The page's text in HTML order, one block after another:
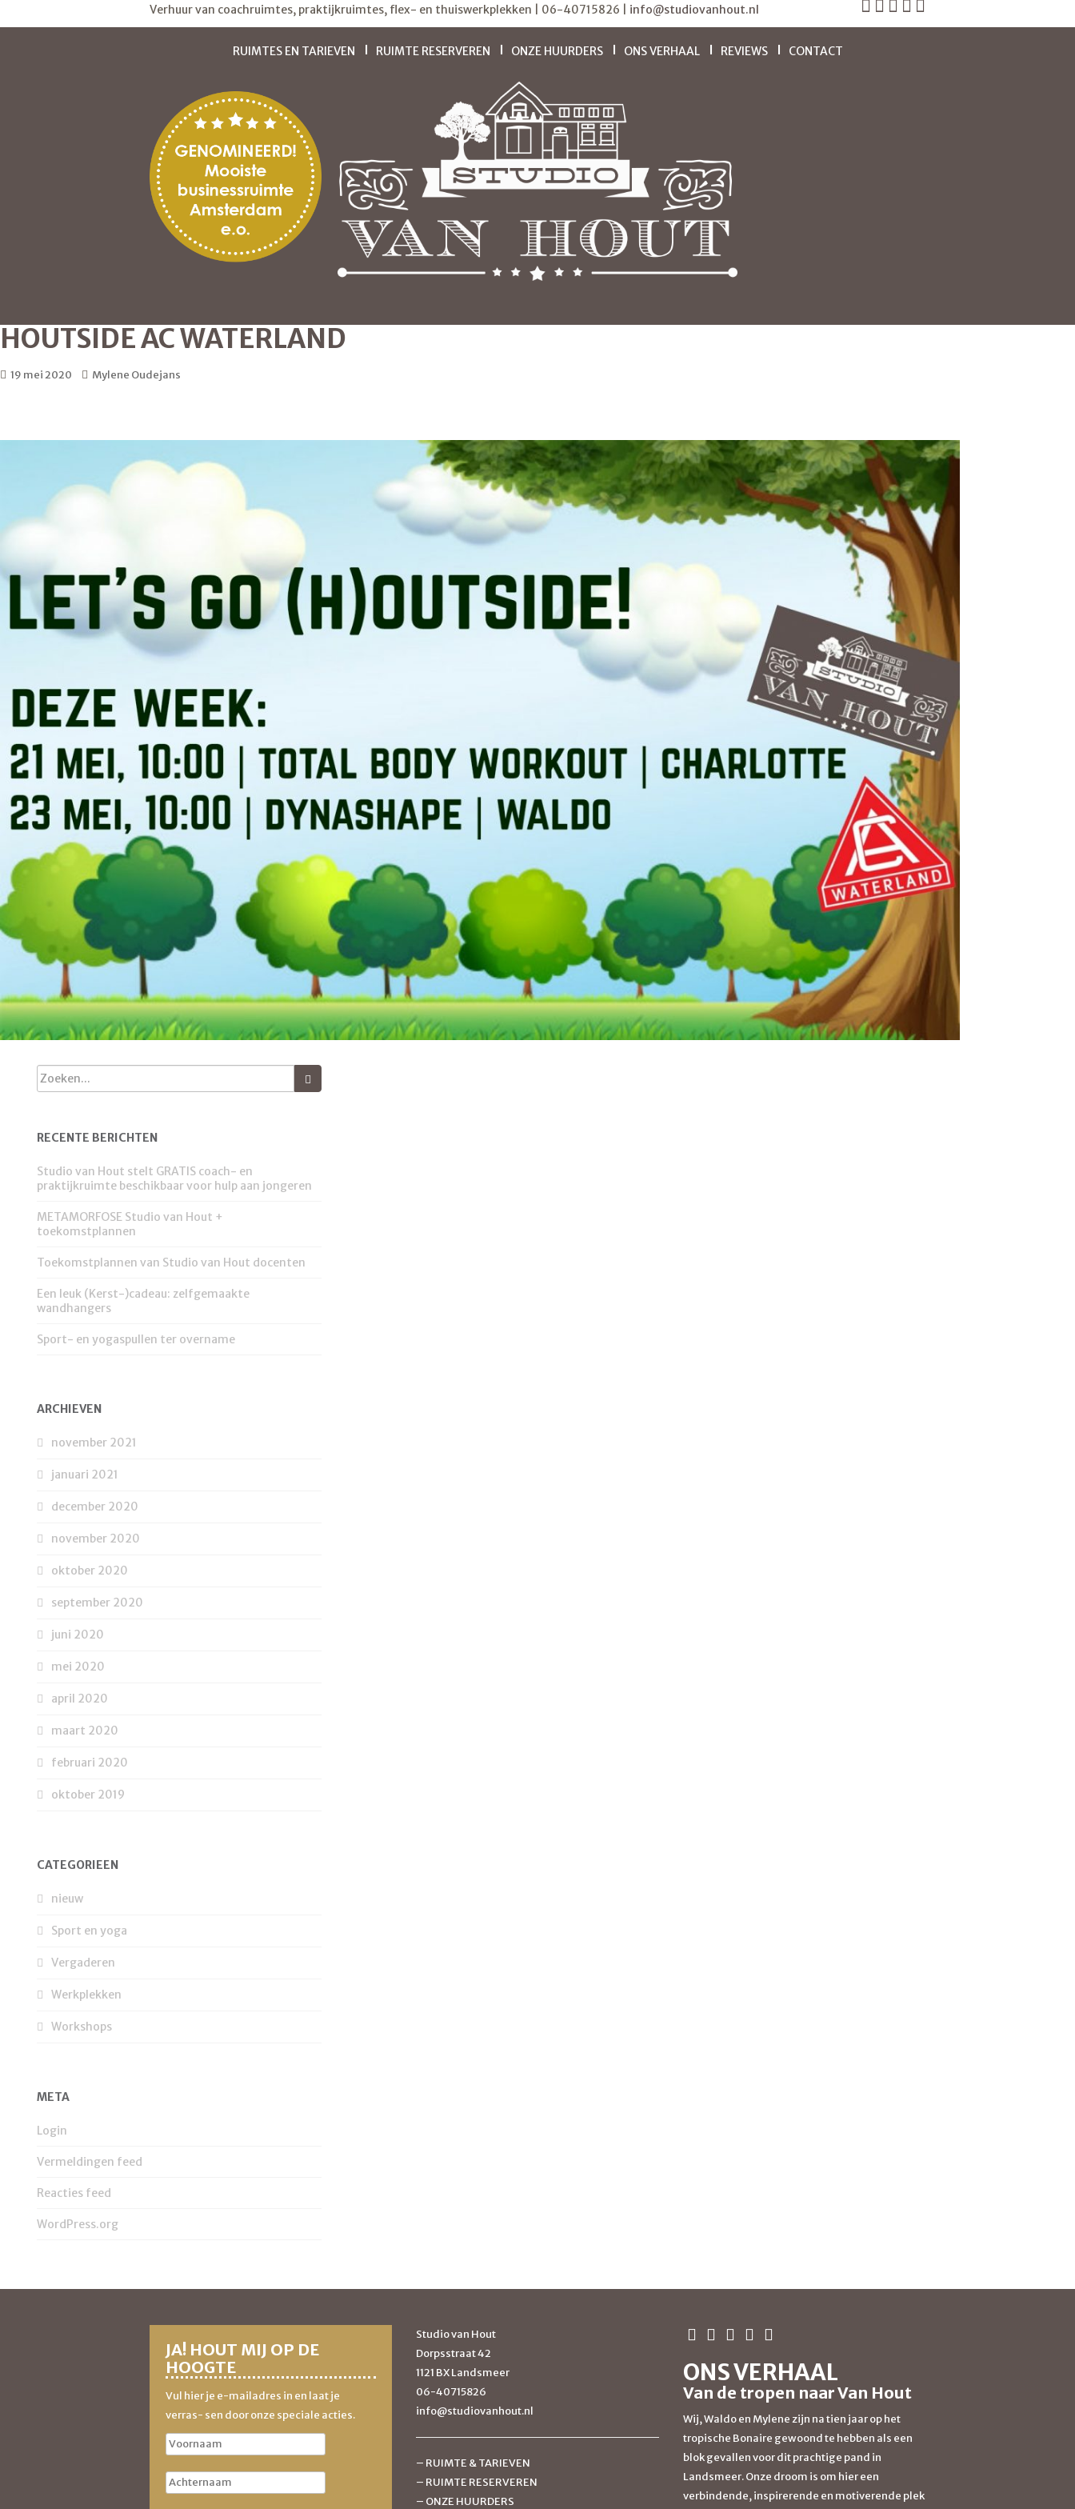
Verhuur van coachruimtes, praktijkruimtes, flex- en thuiswerkplekken | 06-40715826 | info@studiovanhout.nl
RUIMTES EN TARIEVEN RUIMTE RESERVEREN ONZE HUURDERS ONS VERHAAL REVIEWS CONTACT
HOUTSIDE AC WATERLAND
19 mei 2020 Mylene Oudejans
RECENTE BERICHTEN
Studio van Hout stelt GRATIS coach- en
praktijkruimte beschikbaar voor hulp aan jongeren
METAMORFOSE Studio van Hout +
toekomstplannen
Toekomstplannen van Studio van Hout docenten
Een leuk (Kerst-)cadeau: zelfgemaakte
wandhangers
Sport- en yogaspullen ter overname
ARCHIEVEN
november 2021
januari 2021
december 2020
november 2020
oktober 2020
september 2020
juni 2020
mei 2020
april 2020
maart 2020
februari 2020
oktober 2019
CATEGORIEËN
nieuw
Sport en yoga
Vergaderen
Werkplekken
Workshops
META
Login
Vermeldingen feed
Reacties feed
WordPress.org
JA! HOUT MIJ OP DE
HOOGTE
Vul hier je e-mailadres in en laat je
verras- sen door onze speciale acties.
Studio van Hout
Dorpsstraat 42
1121 BX Landsmeer
06-40715826
info@studiovanhout.nl
– RUIMTE & TARIEVEN
– RUIMTE RESERVEREN
– ONZE HUURDERS
ONS VERHAAL
Van de tropen naar Van Hout
Wij, Waldo en Mylene zijn na tien jaar op het
tropische Bonaire gewoond te hebben als een
blok gevallen voor dit prachtige pand in
Landsmeer. Onze droom is om hier een
verbindende, inspirerende en motiverende plek